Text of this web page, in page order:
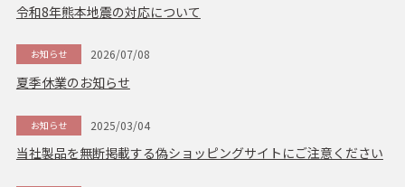
令和8年熊本地震の対応について
2026/07/08
お知らせ
夏季休業のお知らせ
2025/03/04
お知らせ
当社製品を無断掲載する偽ショッピングサイトにご注意ください